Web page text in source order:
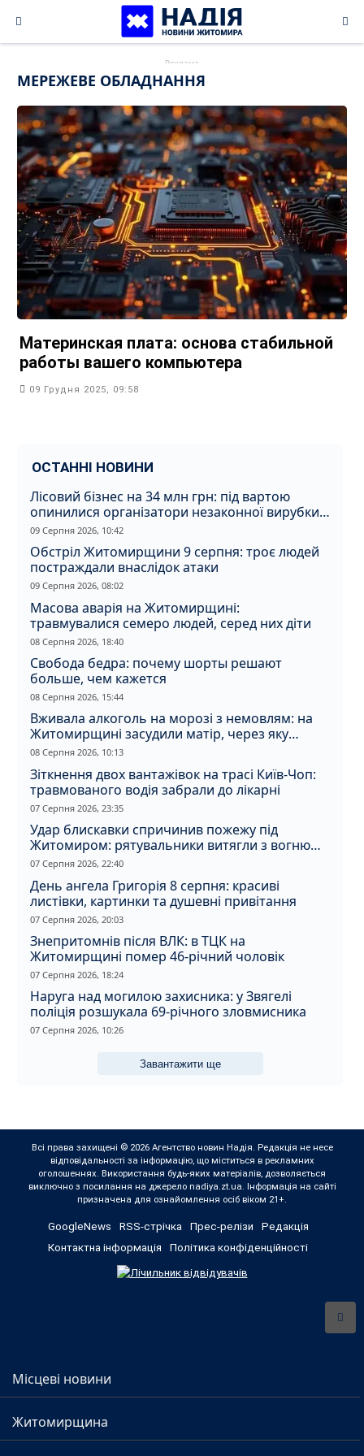
content
МЕРЕЖЕВЕ ОБЛАДНАННЯ
Материнская плата: основа стабильной
работы вашего компьютера
09 Грудня 2025, 09:58
ОСТАННІ НОВИНИ
Лісовий бізнес на 34 млн грн: під вартою
опинилися організатори незаконної вирубки
на Житомирщині
09 Серпня 2026, 10:42
Обстріл Житомирщини 9 серпня: троє людей
постраждали внаслідок атаки
09 Серпня 2026, 08:02
Масова аварія на Житомирщині:
травмувалися семеро людей, серед них діти
08 Серпня 2026, 18:40
Свобода бедра: почему шорты решают
больше, чем кажется
08 Серпня 2026, 15:44
Вживала алкоголь на морозі з немовлям: на
Житомирщині засудили матір, через яку
дитина отримала обмороження
08 Серпня 2026, 10:13
Зіткнення двох вантажівок на трасі Київ-Чоп:
травмованого водія забрали до лікарні
07 Серпня 2026, 23:35
Удар блискавки спричинив пожежу під
Житомиром: рятувальники витягли з вогню
кота
07 Серпня 2026, 22:40
День ангела Григорія 8 серпня: красиві
листівки, картинки та душевні привітання
07 Серпня 2026, 20:03
Знепритомнів після ВЛК: в ТЦК на
Житомирщині помер 46-річний чоловік
07 Серпня 2026, 18:24
Наруга над могилою захисника: у Звягелі
поліція розшукала 69-річного зловмисника
07 Серпня 2026, 10:26
Завантажити ще
Всі права захищені © 2026 Агентство новин Надія. Редакція не несе
відповідальності за інформацію, що міститься в рекламних
оголошеннях. Використання будь-яких матеріалів, дозволяється
виключно з посилання на джерело nadiya.zt.ua. Інформація на сайті
призначена для ознайомлення осіб віком 21+.
GoogleNews RSS-стрічка Прес-релізи
Редакція
Контактна інформація
Політика конфіденційності
Місцеві новини
Житомирщина